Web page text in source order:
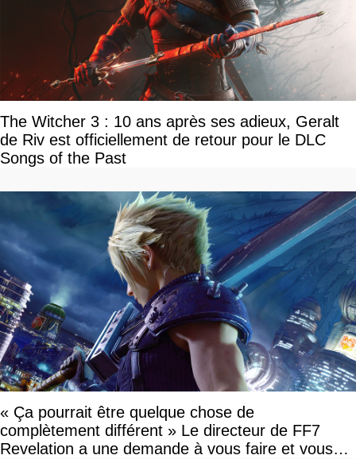
The Witcher 3 : 10 ans après ses adieux, Geralt
de Riv est officiellement de retour pour le DLC
Songs of the Past
« Ça pourrait être quelque chose de
complètement différent » Le directeur de FF7
Revelation a une demande à vous faire et vous